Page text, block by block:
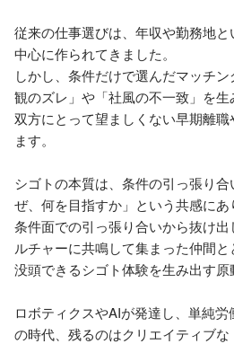
従来の仕事選びは、年収や勤務地
中心に作られてきました。
しかし、条件だけで選んだマッチ
観のズレ」や「社風の不一致」を
双方にとって望ましくない早期離
ます。
シゴトの本質は、条件の引っ張り
ぜ、何を目指すか」という共感にあ
条件面での引っ張り合いから抜け
ルチャーに共鳴して集まった仲間と
没頭できるシゴト体験を生み出す原
ロボティクスやAIが発達し、単純
の時代、残るのはクリエイティブ